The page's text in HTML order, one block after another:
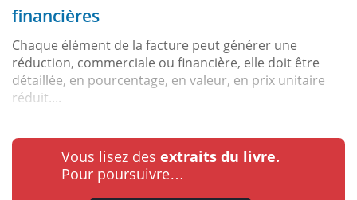
financières
Chaque élément de la facture peut générer une
réduction, commerciale ou financière, elle doit être
détaillée, en pourcentage, en valeur, en prix unitaire
réduit....
Vous lisez des extraits du livre.
Pour poursuivre…